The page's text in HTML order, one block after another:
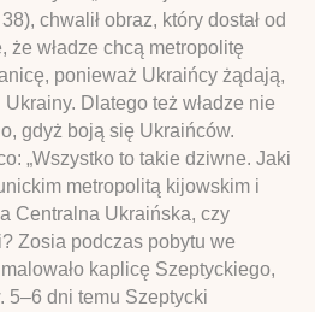
chwalił obraz, który dostał od
że władze chcą metropolitę
ponieważ Ukraińcy żądają,
Ukrainy. Dlatego też władze nie
gdyż boją się Ukraińców.
„Wszystko to takie dziwne. Jaki
metropolitą kijowskim i
Centralna Ukraińska, czy
Zosia podczas pobytu we
kaplicę Szeptyckiego,
5–6 dni temu Szeptycki